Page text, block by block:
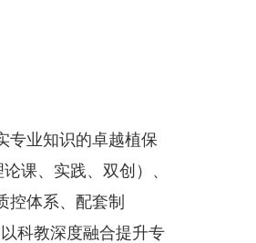
专业知识的卓越植保
课、实践、双创）、
控体系、配套制
科教深度融合提升专